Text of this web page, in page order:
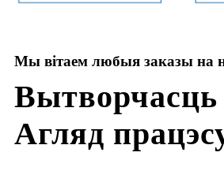
Мы вітаем любыя заказы на
Вытворчасць
Агляд